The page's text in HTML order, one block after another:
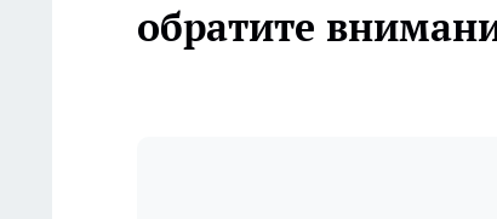
обратите